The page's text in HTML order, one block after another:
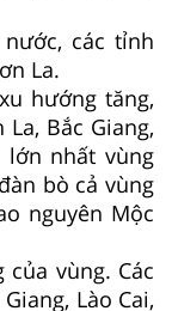
các tỉnh
La.
hướng tăng,
Bắc Giang,
lớn nhất vùng
bò cả vùng
nguyên Mộc
vùng. Các
Lào Cai,